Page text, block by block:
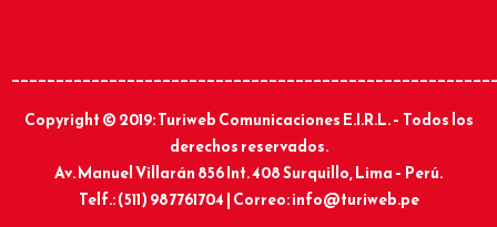
Copyright © 2019: Turiweb Comunicaciones E.I.R.L. – Todos los
derechos reservados.
Av. Manuel Villarán 856 Int. 408 Surquillo, Lima – Perú.
Telf.: (511) 987761704 | Correo: info@turiweb.pe